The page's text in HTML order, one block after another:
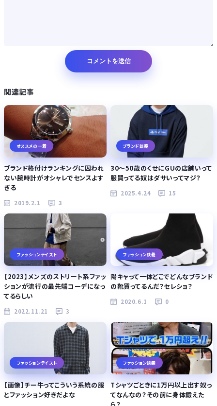
関連記事
オススメの一着
ブランド格付けランキングに囚われ
ない腕時計がオシャレでセンスよす
ぎる
2019.2.1 3
ブランド談義
30～50歳のくせにGUの店舗いって
服買ってる奴はダサいってマジ？
2025.4.24 15
ファッションテイスト
【2023】メンズのストリート系ファッ
ションが流行の最先端コーデになっ
てるらしい
2022.11.21 3
ファッション談義
陽キャって一体どこでどんなブランド
の靴買ってるんだ？セレショ？
2020.6.1 0
ファッションテイスト
【画像】チー牛ってこういう系統の服
とファッション好きだよな
ファッション談義
Tシャツごときに1万円以上出す奴っ
てなんなの？その前に身体鍛えた